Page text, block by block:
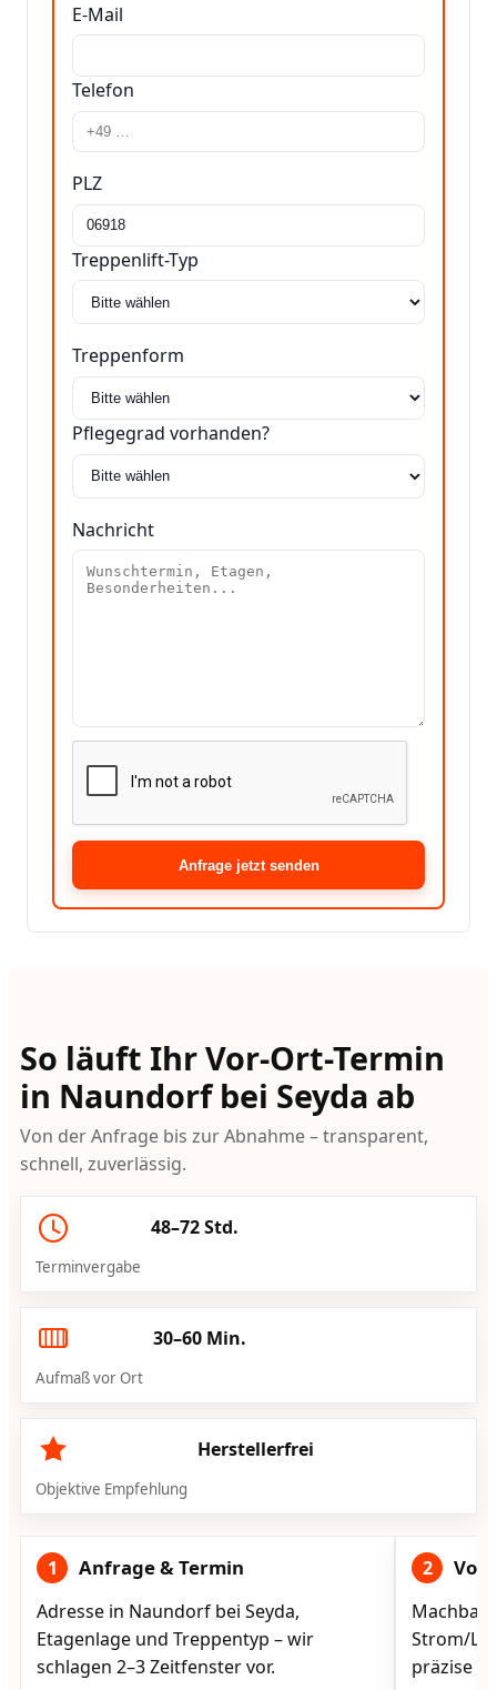
E-Mail
Telefon
PLZ
Treppenlift-Typ
Treppenform
Pflegegrad vorhanden?
Nachricht
Anfrage jetzt senden
So läuft Ihr Vor-Ort-Termin
in Naundorf bei Seyda ab
Von der Anfrage bis zur Abnahme – transparent,
schnell, zuverlässig.
48–72 Std.
Terminvergabe
30–60 Min.
Aufmaß vor Ort
Herstellerfrei
Objektive Empfehlung
1 Anfrage & Termin
Adresse in Naundorf bei Seyda,
Etagenlage und Treppentyp – wir
schlagen 2–3 Zeitfenster vor.
2
Strom/
präzise